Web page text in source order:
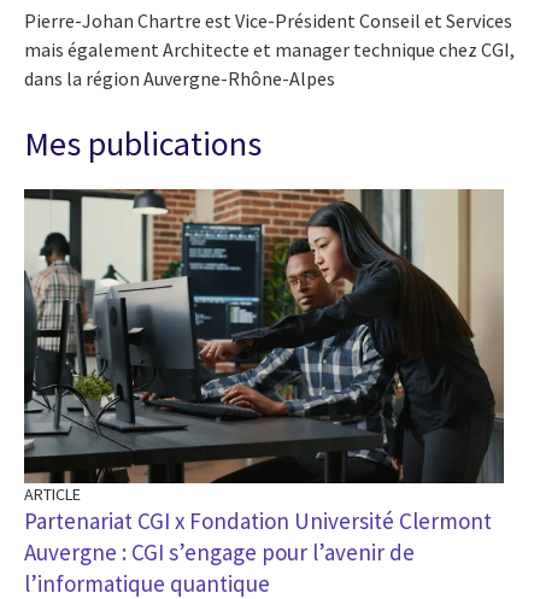
Pierre-Johan Chartre est Vice-Président Conseil et Services
mais également Architecte et manager technique chez CGI,
dans la région Auvergne-Rhône-Alpes
Mes publications
ARTICLE
Partenariat CGI x Fondation Université Clermont
Auvergne : CGI s’engage pour l’avenir de
l’informatique quantique